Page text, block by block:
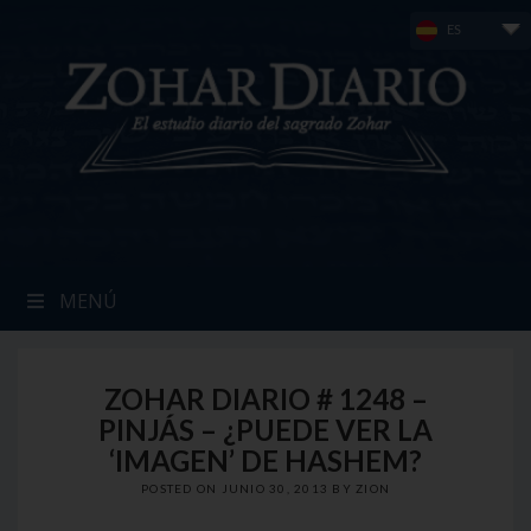
ES
MENÚ
ZOHAR DIARIO # 1248 –
PINJÁS – ¿PUEDE VER LA
‘IMAGEN’ DE HASHEM?
POSTED ON JUNIO 30, 2013 BY ZION